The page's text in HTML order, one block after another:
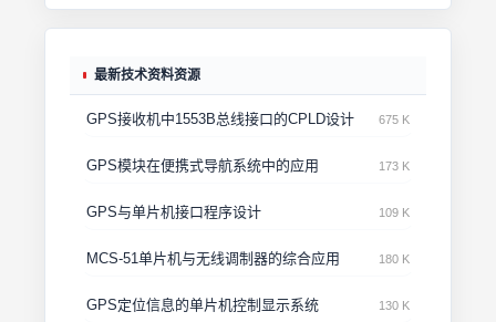
最新技术资料资源
GPS接收机中1553B总线接口的CPLD设计 675 K
GPS模块在便携式导航系统中的应用 173 K
GPS与单片机接口程序设计 109 K
MCS-51单片机与无线调制器的综合应用 180 K
GPS定位信息的单片机控制显示系统 130 K